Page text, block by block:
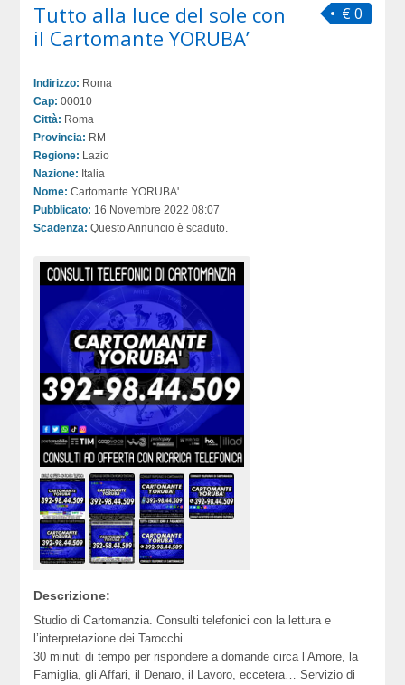
€ 0
Tutto alla luce del sole con
il Cartomante YORUBA’
Indirizzo: Roma
Cap: 00010
Città: Roma
Provincia: RM
Regione: Lazio
Nazione: Italia
Nome: Cartomante YORUBA'
Pubblicato: 16 Novembre 2022 08:07
Scadenza: Questo Annuncio è scaduto.
Descrizione:
Studio di Cartomanzia. Consulti telefonici con la lettura e
l’interpretazione dei Tarocchi.
30 minuti di tempo per rispondere a domande circa l’Amore, la
Famiglia, gli Affari, il Denaro, il Lavoro, eccetera… Servizio di